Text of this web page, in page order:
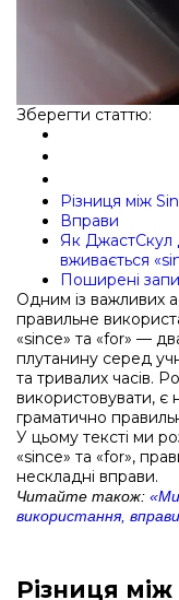
Зберегти статтю:
Різниця між
Вправи
Як ДжастСкул
вживається
Поширені
Одним із важливих
правильне
«since» та «for» —
плутанину серед
та тривалих часів.
використовувати,
граматично
У цьому тексті ми
«since» та «for»,
нескладні вправи.
Читайте також:
використання, вправи
Різниця